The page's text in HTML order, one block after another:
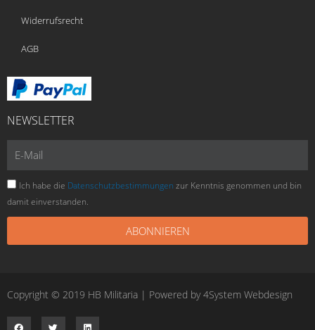
Widerrufsrecht
AGB
NEWSLETTER
Mail
Ich habe die Datenschutzbestimmungen zur Kenntnis genommen und bin
damit einverstanden.
ABONNIEREN
Copyright © 2019 HB Militaria | Powered by4System Webdesign